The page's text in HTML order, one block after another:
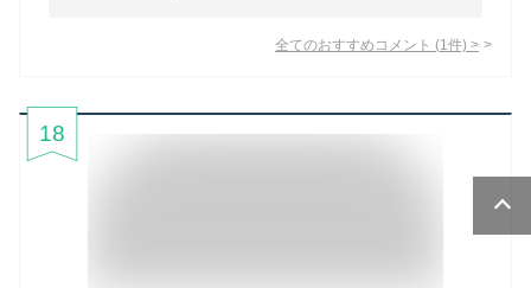
全てのおすすめコメント (1 件) >
18